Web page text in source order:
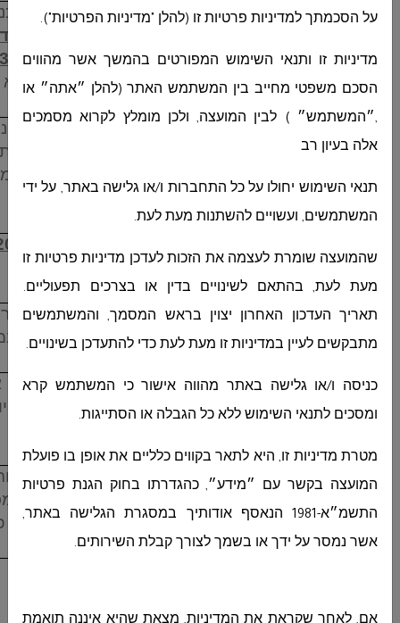
3.
ההצעות תוגשנה עם כל מסמכי המכרז
צמודה למדד הבניה חודש
20,000 ₪
כולל מ.ע.מ. בתוקף עד30/04/2023
המכרז, הצעה ללא צירוף ערבות בנקאית לא תובא
רשאים להשתתף במכרז קבלנים בעלי ניסיון,
במכרז ורשומים בפנקס הקבלנים לענף
על הקבלן לצרף תעודת קבלן רשום
מאושרים ובתוקף .
המפגש בבניין המועצה.
6. היום האחרון להגשת ההצעות ביוםחמישי
15:00 אחה"צ
מסירה אישית בתיבת המכרזים
7.
המועצה וועדת המכרזים רשאים לקחת
מגיש ההצעה, ניסיונו בעבודות קודמות
8.
המועצה רשאית לא לקבל את ההצעה הזולה
כמו כן המועצה שומרת לעצמה הזכות לבטל
ממנו. ולא תהיה לקבלן הזכות לתבוע או לקבל כל
בכבוד רב,
על הסכמתך למדיניות פרטיות זו (להלן "מדיניות הפרטיות").
מדיניות זו ותנאי השימוש המפורטים בהמשך אשר מהווים
הסכם משפטי מחייב בין המשתמש האתר (להלן ״אתה״ או
,״המשתמש״ ) לבין המועצה, ולכן מומלץ לקרוא מסמכים
אלה בעיון רב
תנאי השימוש יחולו על כל התחברות ו/או גלישה באתר, על ידי
המשתמשים, ועשויים להשתנות מעת לעת.
שהמועצה שומרת לעצמה את הזכות לעדכן מדיניות פרטיות זו
מעת לעת, בהתאם לשינויים בדין או בצרכים תפעוליים.
תאריך העדכון האחרון יצוין בראש המסמך, והמשתמשים
מתבקשים לעיין במדיניות זו מעת לעת כדי להתעדכן בשינויים.
כניסה ו/או גלישה באתר מהווה אישור כי המשתמש קרא
ומסכים לתנאי השימוש ללא כל הגבלה או הסתייגות.
מטרת מדיניות זו, היא לתאר בקווים כלליים את אופן בו פועלת
המועצה בקשר עם ״מידע״, כהגדרתו בחוק הגנת פרטיות
התשמ״א-1981 הנאסף אודותיך במסגרת הגלישה באתר,
אשר נמסר על ידך או בשמך לצורך קבלת השירותים.